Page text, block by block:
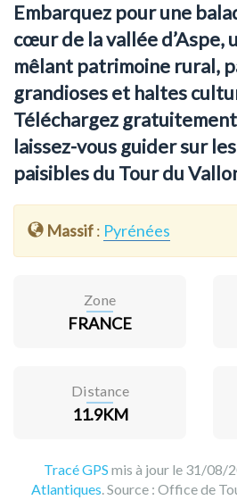
Embarquez pour une
cœur de la vallée d’Aspe,
mêlant patrimoine rural,
grandioses et haltes
Téléchargez
laissez-vous guider sur
paisibles du Tour du
Massif: Pyrénées
Zone
FRANCE
Distance
11.9KM
Tracé GPS mis à jour le 31/08/
Atlantiques. Source : Office de